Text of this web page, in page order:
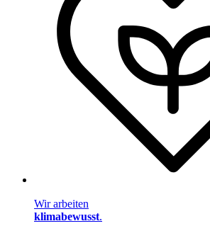
Wir arbeiten
klimabewusst.